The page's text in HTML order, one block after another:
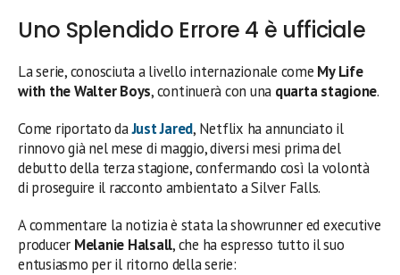
Uno Splendido Errore 4 è ufficiale
La serie, conosciuta a livello internazionale come My Life
with the Walter Boys, continuerà con una quarta stagione.
Come riportato daJust Jared, Netflix ha annunciato il
rinnovo già nel mese di maggio, diversi mesi prima del
debutto della terza stagione, confermando così la volontà
di proseguire il racconto ambientato a Silver Falls.
A commentare la notizia è stata la showrunner ed executive
producer Melanie Halsall, che ha espresso tutto il suo
entusiasmo per il ritorno della serie: